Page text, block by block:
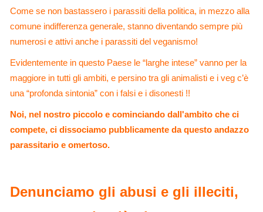
Come se non bastassero i parassiti della politica, in mezzo alla
comune indifferenza generale, stanno diventando sempre più
numerosi e attivi anche i parassiti del veganismo!
Evidentemente in questo Paese le “larghe intese” vanno per la
maggiore in tutti gli ambiti, e persino tra gli animalisti e i veg c’è
una “profonda sintonia” con i falsi e i disonesti !!
Noi, nel nostro piccolo e cominciando dall'ambito che ci
compete, ci dissociamo pubblicamente da questo andazzo
parassitario e omertoso.
Denunciamo gli abusi e gli illeciti,